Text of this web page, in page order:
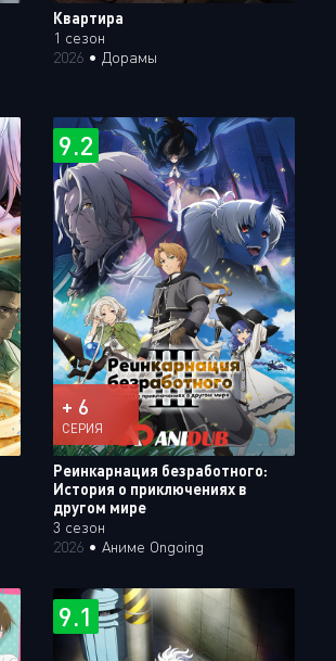
Квартира
1 сезон
2026 • Дорамы
9.2
+ 6
СЕРИЯ
Реинкарнация безработного:
История о приключениях в
другом мире
3 сезон
2026 •Аниме Ongoing
9.1